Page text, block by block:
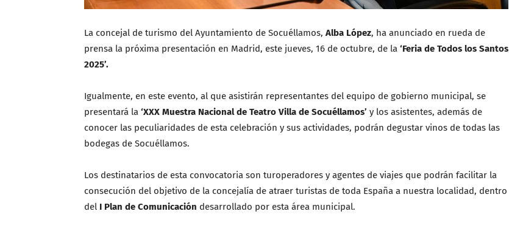
La concejal de turismo del Ayuntamiento de Socuéllamos, Alba López, ha anunciado en rueda de
prensa la próxima presentación en Madrid, este jueves, 16 de octubre, de la ‘Feria de Todos los Santos
2025’.
Igualmente, en este evento, al que asistirán representantes del equipo de gobierno municipal, se
presentará la ‘XXX Muestra Nacional de Teatro Villa de Socuéllamos’ y los asistentes, además de
conocer las peculiaridades de esta celebración y sus actividades, podrán degustar vinos de todas las
bodegas de Socuéllamos.
Los destinatarios de esta convocatoria son turoperadores y agentes de viajes que podrán facilitar la
consecución del objetivo de la concejalía de atraer turistas de toda España a nuestra localidad, dentro
del I Plan de Comunicación desarrollado por esta área municipal.